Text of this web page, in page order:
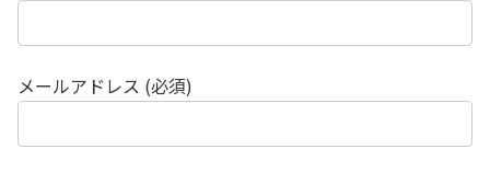
メールアドレス (必須)